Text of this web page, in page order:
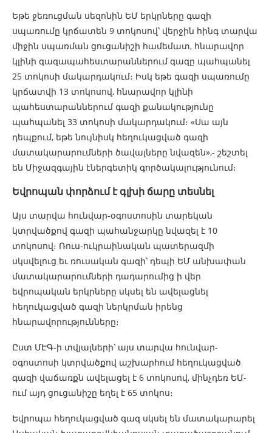
Եթե ջեռուցման սեզոնին ԵՄ երկրները գազի
սպառումը կրճատեն 9 տոկոսով՝ վերջին հինգ տարվա
միջին սպառման ցուցանիշի համեմատ, հնարավոր
կլինի գազապահեստարաններում գազը պահպանել
25 տոկոսի մակարդակում։ Իսկ եթե գազի սպառումը
կրճատվի 13 տոկոսով, հնարավոր կլինի
պահեստարաններում գազի քանակությունը
պահպանել 33 տոկոսի մակարդակում։ «Սա այն
դեպքում, եթե նույնիսկ հեղուկացված գազի
մատակարարումների ծավալները նվազեն»,- շեշտել
են Միջազգային էներգետիկ գործակալությունում։
Եվրոպան փորձում է գլխի ճարը տեսնել
Այս տարվա հունվար-օգոստոսին տարեկան
կտրվածքով գազի պահանջարկը նվազել է 10
տոկոսով։ Ռուս-ուկրաինական պատերազմի
սկսվելուց եւ ռուսական գազի՝ դեպի ԵՄ անխափան
մատակարարումների դադարումից ի վեր
եվրոպական երկրները սկսել են ավելացնել
հեղուկացված գազի ներկրման իրենց
հնարավորությունները։
Ըստ ՄԷԳ-ի տվյալների՝ այս տարվա հունվար-
օգոստոսի կտրվածքով աշխարհում հեղուկացված
գազի վաճառքն ավելացել է 6 տոկոսով, մինչդեռ ԵՄ-
ում այդ ցուցանիշը եղել է 65 տոկոս։
Եվրոպա հեղուկացված գազ սկսել են մատակարարել